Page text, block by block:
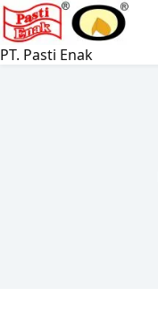
Langsung
ke
konten
PT. Pasti Enak